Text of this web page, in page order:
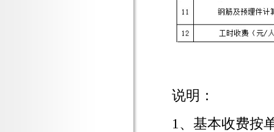
说明：
1、基本收费按